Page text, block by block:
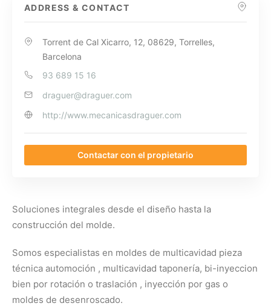
ADDRESS & CONTACT
Torrent de Cal Xicarro, 12, 08629, Torrelles,
Barcelona
93 689 15 16
draguer@draguer.com
http://www.mecanicasdraguer.com
Contactar con el propietario
Soluciones integrales desde el diseño hasta la
construcción del molde.
Somos especialistas en moldes de multicavidad pieza
técnica automoción , multicavidad taponería, bi-inyeccion
bien por rotación o traslación , inyección por gas o
moldes de desenroscado.